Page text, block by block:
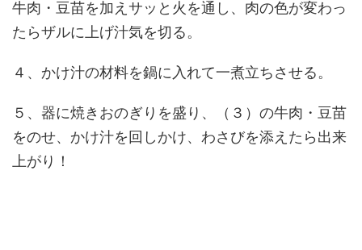
牛肉・豆苗を加えサッと火を通し、肉の色が変わっ
たらザルに上げ汁気を切る。
４、かけ汁の材料を鍋に入れて一煮立ちさせる。
５、器に焼きおのぎりを盛り、（３）の牛肉・豆苗
をのせ、かけ汁を回しかけ、わさびを添えたら出来
上がり！